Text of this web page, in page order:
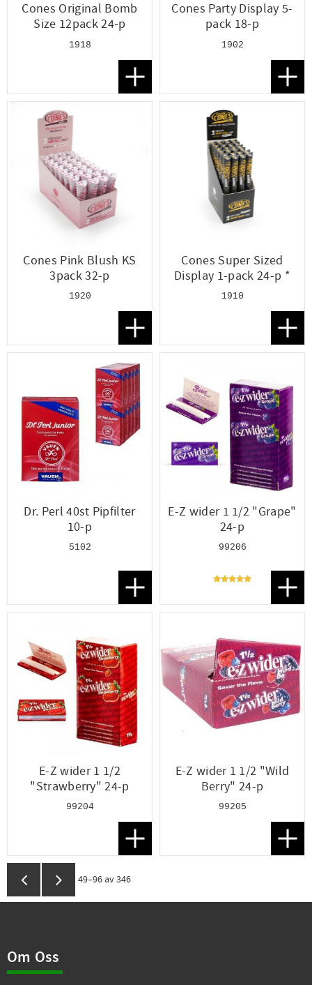
Cones Original Bomb
Size 12pack 24-p
1918
Lägg till i favoriter
Cones Party Display 5-
pack 18-p
1902
Cones Pink Blush KS
3pack 32-p
1920
Lägg till i favoriter
Cones Super Sized
Display 1-pack 24-p *
1910
Dr. Perl 40st Pipfilter
10-p
5102
Lägg till i favoriter
E-Z wider 1 1/2 "Grape"
24-p
99206
E-Z wider 1 1/2
"Strawberry" 24-p
99204
Lägg till i favoriter
E-Z wider 1 1/2 "Wild
Berry" 24-p
99205
49–96 av346
Om Oss